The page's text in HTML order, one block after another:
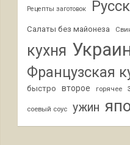
Рецепты заготовок
Салаты без майонеза
кухня
Французская
быстро второе горячее
соевый соус ужин